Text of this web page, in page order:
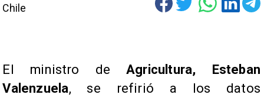
Chile
El ministro de Agricultura, Esteban
Valenzuela, se refirió a los datos